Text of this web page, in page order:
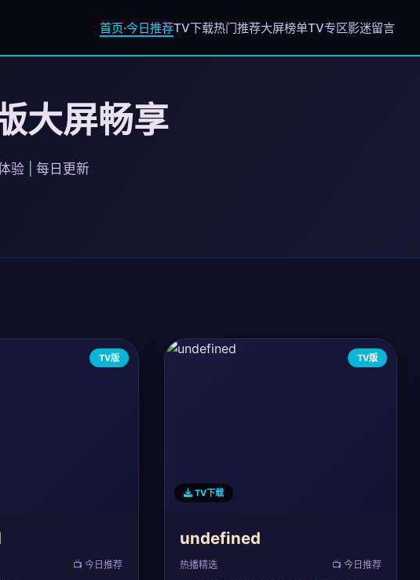
首页·今日推荐TV下载热门推荐大屏榜单TV专区影迷留言
大屏畅享
验 | 每日更新
TV版
📺 今日推荐
TV版
TV下载
undefined
热播精选 📺 今日推荐